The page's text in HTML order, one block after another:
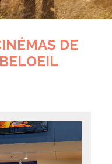
DE
BELOEIL